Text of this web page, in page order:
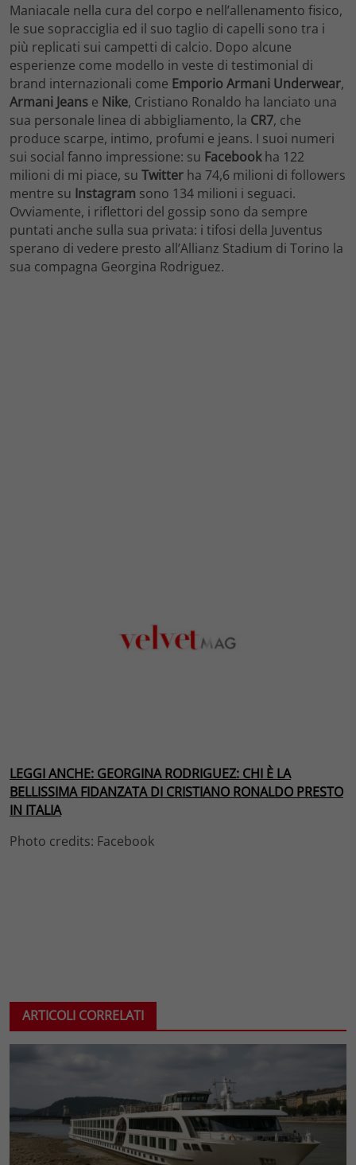
Maniacale nella cura del corpo e nell’allenamento fisico,
le sue sopracciglia ed il suo taglio di capelli sono tra i
più replicati sui campetti di calcio. Dopo alcune
esperienze come modello in veste di testimonial di
brand internazionali come Emporio Armani Underwear,
Armani Jeans e Nike, Cristiano Ronaldo ha lanciato una
sua personale linea di abbigliamento, la CR7, che
produce scarpe, intimo, profumi e jeans. I suoi numeri
sui social fanno impressione: su Facebookha 122
milioni di mi piace, su Twitter ha 74,6 milioni di followers
mentre su Instagram sono 134 milioni i seguaci.
Ovviamente, i riflettori del gossip sono da sempre
puntati anche sulla sua privata: i tifosi della Juventus
sperano di vedere presto all’Allianz Stadium di Torino la
sua compagna Georgina Rodriguez.
LEGGI ANCHE: GEORGINA RODRIGUEZ: CHI È LA
BELLISSIMA FIDANZATA DI CRISTIANO RONALDO PRESTO
IN ITALIA
Photo credits: Facebook
ARTICOLI CORRELATI